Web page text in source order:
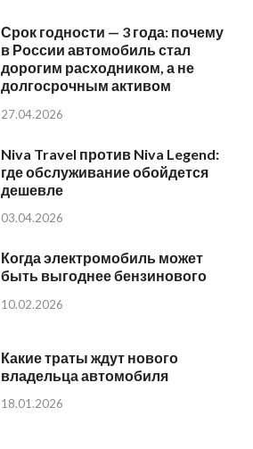
Срок годности — 3 года: почему
в России автомобиль стал
дорогим расходником, а не
долгосрочным активом
27.04.2026
Niva Travel против Niva Legend:
где обслуживание обойдется
дешевле
03.04.2026
Когда электромобиль может
быть выгоднее бензинового
10.02.2026
Какие траты ждут нового
владельца автомобиля
18.01.2026